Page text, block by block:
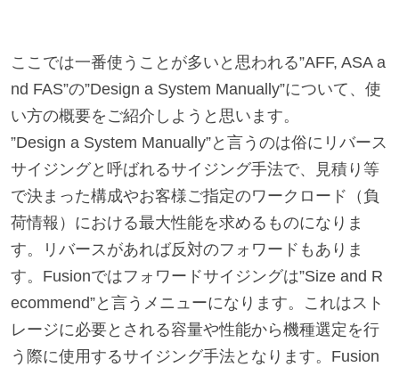
ここでは一番使うことが多いと思われる”AFF, ASA a
nd FAS”の”Design a System Manually”について、使
い方の概要をご紹介しようと思います。
”Design a System Manually”と言うのは俗にリバース
サイジングと呼ばれるサイジング手法で、見積り等
で決まった構成やお客様ご指定のワークロード（負
荷情報）における最大性能を求めるものになりま
す。リバースがあれば反対のフォワードもありま
す。Fusionではフォワードサイジングは”Size and R
ecommend”と言うメニューになります。これはスト
レージに必要とされる容量や性能から機種選定を行
う際に使用するサイジング手法となります。Fusion